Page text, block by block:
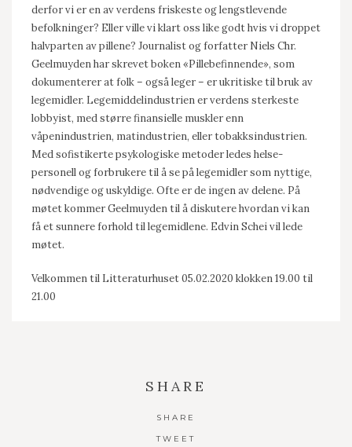
derfor vi er en av verdens friskeste og lengstlevende
befolkninger? Eller ville vi klart oss like godt hvis vi droppet
halvparten av pillene? Journalist og forfatter Niels Chr.
Geelmuyden har skrevet boken «Pillebefinnende», som
dokumenterer at folk – også leger – er ukritiske til bruk av
legemidler. Legemiddelindustrien er verdens sterkeste
lobbyist, med større finansielle muskler enn
våpenindustrien, mat­industrien, eller tobakksindustrien.
Med sofistikerte psykologiske metoder ledes helse­
personell og forbrukere til å se på legemidler som nyttige,
nødvendige og uskyldige. Ofte er de ingen av delene. På
møtet kommer Geelmuyden til å diskutere hvordan vi kan
få et sunnere forhold til legemidlene. Edvin Schei vil lede
møtet.
Velkommen til Litteraturhuset 05.02.2020 klokken 19.00 til
21.00
SHARE
SHARE
TWEET